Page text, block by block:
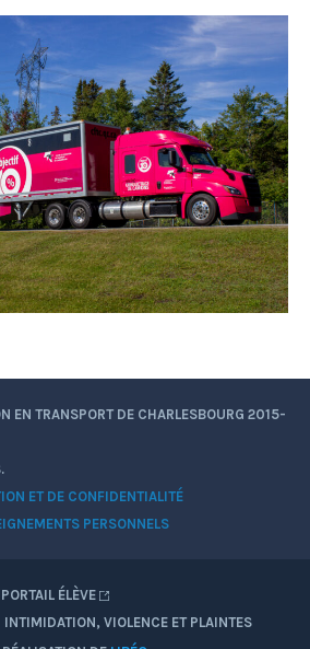
EN TRANSPORT DE CHARLESBOURG 2015-
ET DE CONFIDENTIALITÉ
PERSONNELS
PORTAIL ÉLÈVE
INTIMIDATION, VIOLENCE ET PLAINTES